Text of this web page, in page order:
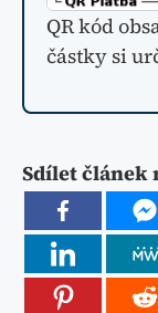
QR kód
částky si
Sdílet článek